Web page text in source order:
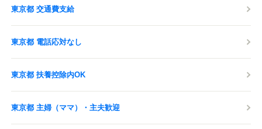
東京都 交通費支給
東京都 電話応対なし
東京都 扶養控除内OK
東京都 主婦（ママ）・主夫歓迎